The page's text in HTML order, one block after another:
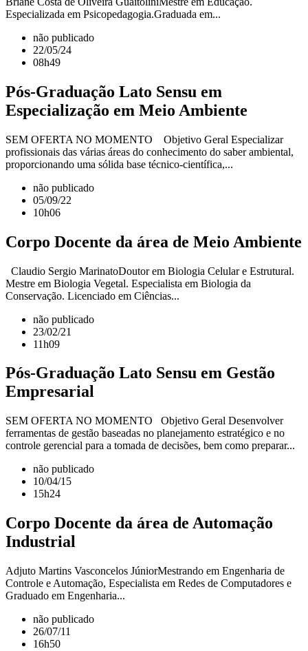
Especializada em Psicopedagogia.Graduada em...
não publicado
22/05/24
08h49
Pós-Graduação Lato Sensu em
Especialização em Meio Ambiente
SEM OFERTA NO MOMENTO Objetivo Geral Especializar
profissionais das várias áreas do conhecimento do saber ambiental,
proporcionando uma sólida base técnico-científica,...
não publicado
05/09/22
10h06
Corpo Docente da área de Meio Ambiente
Claudio Sergio MarinatoDoutor em Biologia Celular e Estrutural.
Mestre em Biologia Vegetal. Especialista em Biologia da
Conservação. Licenciado em Ciências...
não publicado
23/02/21
11h09
Pós-Graduação Lato Sensu em Gestão
Empresarial
SEM OFERTA NO MOMENTO Objetivo Geral Desenvolver
ferramentas de gestão baseadas no planejamento estratégico e no
controle gerencial para a tomada de decisões, bem como preparar...
não publicado
10/04/15
15h24
Corpo Docente da área de Automação
Industrial
Adjuto Martins Vasconcelos JúniorMestrando em Engenharia de
Controle e Automação, Especialista em Redes de Computadores e
Graduado em Engenharia...
não publicado
26/07/11
16h50